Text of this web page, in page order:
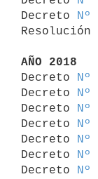
Decreto
Nº
Resolución
AÑO 2018
Decreto
Nº
Decreto
Nº
Decreto
Nº
Decreto
Nº
Decreto
Nº
Decreto
Nº
Decreto
Nº